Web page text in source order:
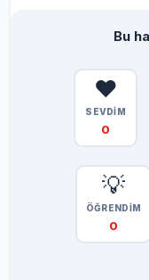
Bu
❤️
SEVDİM
0
💡
ÖĞRENDİM
0